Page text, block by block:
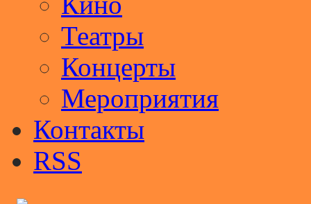
Театры
Концерты
Мероприятия
Контакты
RSS